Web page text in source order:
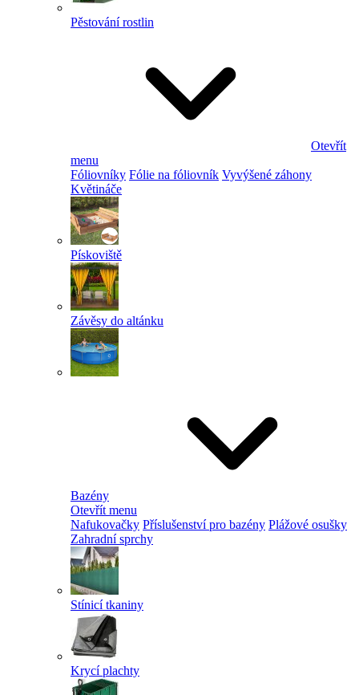
Pěstování rostlin
Otevřít
menu
Fóliovníky Fólie na fóliovník Vyvýšené záhony
Květináče
Pískoviště
Závěsy do altánku
Bazény
Otevřít menu
Nafukovačky Příslušenství pro bazény Plážové osušky
Zahradní sprchy
Stínicí tkaniny
Krycí plachty